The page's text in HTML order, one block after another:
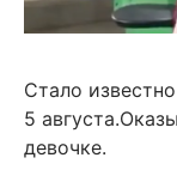
Стало
5
девочке.